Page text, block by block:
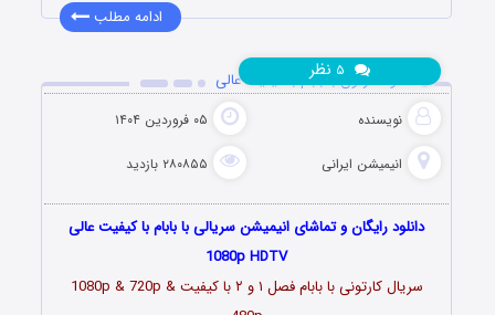
ادامه مطلب
دانلود کارتون با بابام با کیفیت عالی
نویسنده ۰۵ فروردین ۱۴۰۴
انیمیشن ایرانی ۲۸۰۸۵۵ بازدید
نظر
دانلود رایگان و تماشای انیمیشن سریالی با بابام با کیفیت عالی
1080p HDTV
سریال کارتونی با بابام فصل ۱ و ۲ با کیفیت 1080p & 720p &